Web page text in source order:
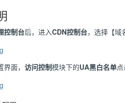
控制台后，进入CDN控制台，选择【域
面， 访问控制模块下的UA黑白名单